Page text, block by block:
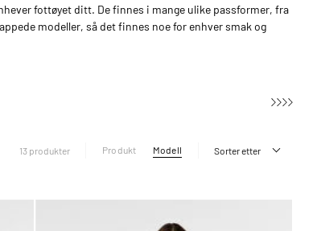
fottøyet ditt. De finnes i mange ulike passformer, fra
modeller, så det finnes noe for enhver smak og
13 produkter Produkt Modell Sorter etter